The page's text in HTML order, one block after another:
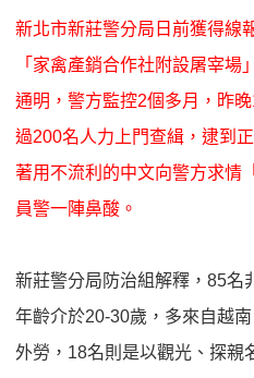
新北市新莊警分局日前獲得線
「家禽產銷合作社附設屠宰
通明，警方監控2個多月，昨
過200名人力上門查緝，逮到
著用不流利的中文向警方求情
員警一陣鼻酸。
新莊警分局防治組解釋，85名
年齡介於20-30歲，多來自越
外勞，18名則是以觀光、探親